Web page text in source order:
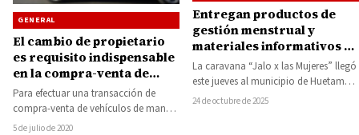
GENERAL
El cambio de propietario
es requisito indispensable
en la compra-venta de
autos: SFA
Para efectuar una transacción de
compra-venta de vehículos de manera
correcta, los interesados deberán
5 de julio de 2020
Entregan productos de
gestión menstrual y
materiales informativos en
Huetamo
La caravana “Jalo x las Mujeres” llegó
este jueves al municipio de Huetamo
con diversas acciones enfocadas en…
24 de octubre de 2025